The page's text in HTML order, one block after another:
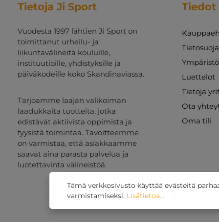
Tietoja Ji Sport
Vuodesta 1997 lähtien Ji Sport on
toimittanut urheilu- ja
liikuntavälineitä kouluille,
instituutioille, yhdistyksille ja
päiväkodeille koko Skandinaviassa.
Tarjoamme laajan valikoiman
laadukkaita tuotteita, jotka
edistävät aktiivista oppimista ja
fyysistä toimintaa. Tavoitteemme
on varmistaa, että asiakkaamme
saavat aina parasta palvelua ja
luotettavinta välineistöä.
Tiedot
Ympäristö
Luettelot
Tietoja
Ota
Oma tili
Tämä verkkosivusto käyttää evästeitä
varmistamiseksi. Lisätietoa...